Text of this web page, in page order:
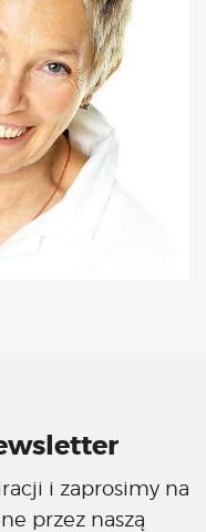
i zaprosimy na
przez naszą